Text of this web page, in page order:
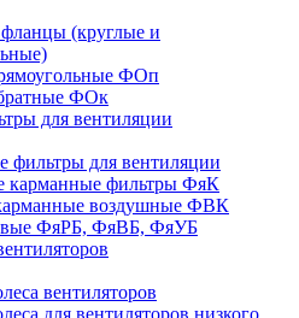
(круглые и
ФОп
ФОк
для вентиляции
фильтры для вентиляции
карманные фильтры ФяК
воздушные ФВК
ФяРБ, ФяВБ, ФяУБ
вентиляторов
для вентиляторов низкого